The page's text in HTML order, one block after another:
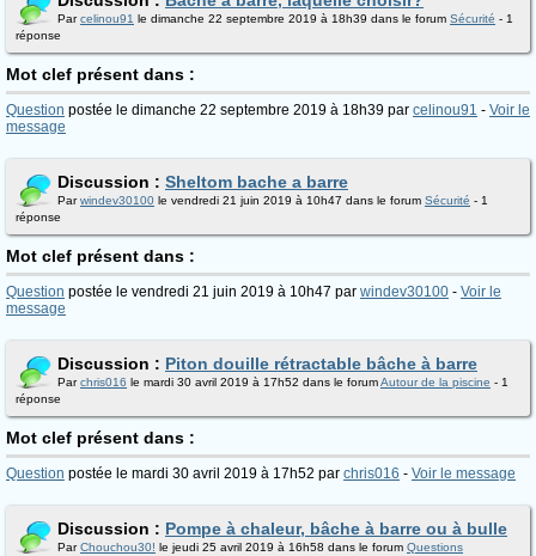
Parcelinou91 le dimanche 22 septembre 2019 à 18h39 dans le forum Sécurité - 1
réponse
Mot clef présent dans :
Question postée le dimanche 22 septembre 2019 à 18h39 par celinou91 - Voir le
message
Discussion : Sheltom bache a barre
Parwindev30100 le vendredi 21 juin 2019 à 10h47 dans le forum Sécurité - 1
réponse
Mot clef présent dans :
Question postée le vendredi 21 juin 2019 à 10h47 par windev30100 - Voir le
message
Discussion : Piton douille rétractable bâche à barre
Parchris016 le mardi 30 avril 2019 à 17h52 dans le forumAutour de la piscine - 1
réponse
Mot clef présent dans :
Question postée le mardi 30 avril 2019 à 17h52 par chris016 - Voir le message
Discussion : Pompe à chaleur, bâche à barre ou à bulle
ParChouchou30! le jeudi 25 avril 2019 à 16h58 dans le forum Questions